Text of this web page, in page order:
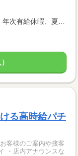
希望により週3日〜5日の休日 【休暇】 年次有給休暇、夏季休暇、慶弔休暇、産前・産後休暇、介護休暇
る高時給パチ
客様のご案内や接客
・店内アナウンスな